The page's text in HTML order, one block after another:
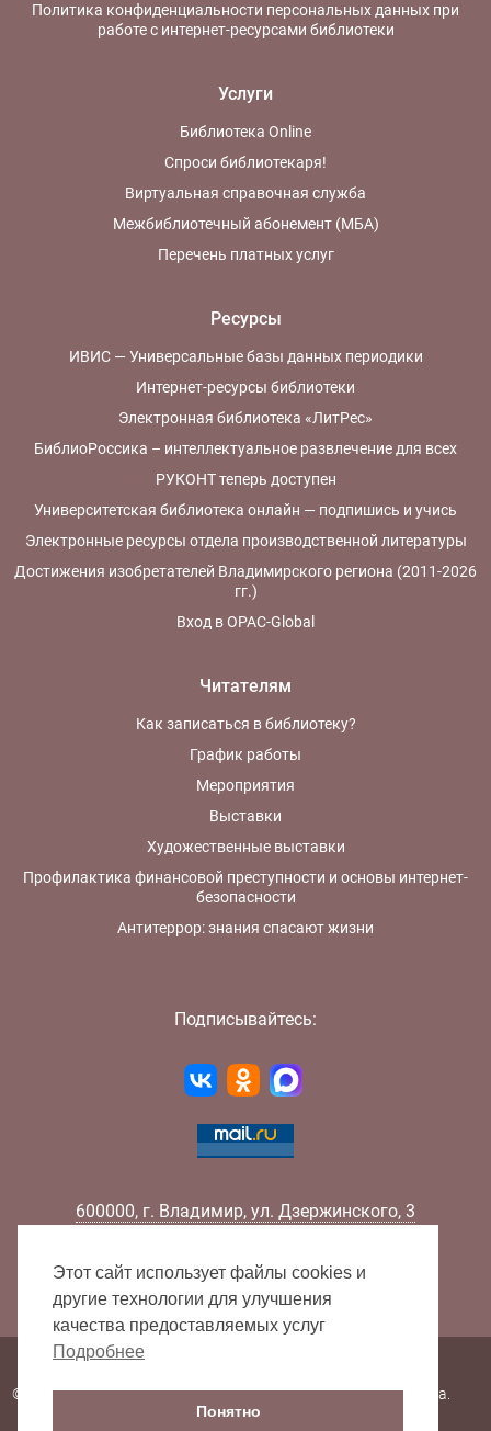
Политика конфиденциальности персональных данных при
работе с интернет-ресурсами библиотеки
Услуги
Библиотека Online
Спроси библиотекаря!
Виртуальная справочная служба
Межбиблиотечный абонемент (МБА)
Перечень платных услуг
Ресурсы
ИВИС — Универсальные базы данных периодики
Интернет-ресурсы библиотеки
Электронная библиотека «ЛитРес»
БиблиоРоссика – интеллектуальное развлечение для всех
РУКОНТ теперь доступен
Университетская библиотека онлайн — подпишись и учись
Электронные ресурсы отдела производственной литературы
Достижения изобретателей Владимирского региона (2011-2026
гг.)
Вход в OPAC-Global
Читателям
Как записаться в библиотеку?
График работы
Мероприятия
Выставки
Художественные выставки
Профилактика финансовой преступности и основы интернет-
безопасности
Антитеррор: знания спасают жизни
Подписывайтесь:
600000, г. Владимир, ул. Дзержинского, 3
Факс:
+7 (4922) 32-52-88
E-mail:
info@lib33.ru
© 2000 - 2026 Владимирская областная научная библиотека.
Этот сайт использует файлы cookies и
другие технологии для улучшения
качества предоставляемых услуг
Подробнее
Понятно